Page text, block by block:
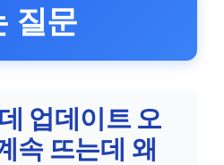
질문
업데이트 오
속 뜨는데 왜